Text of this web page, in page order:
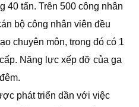
40 tấn. Trên 500 công nhân
bộ công nhân viên đều
chuyên môn, trong đó có 1
Năng lực xếp dỡ của ga
phát triển dần với việc